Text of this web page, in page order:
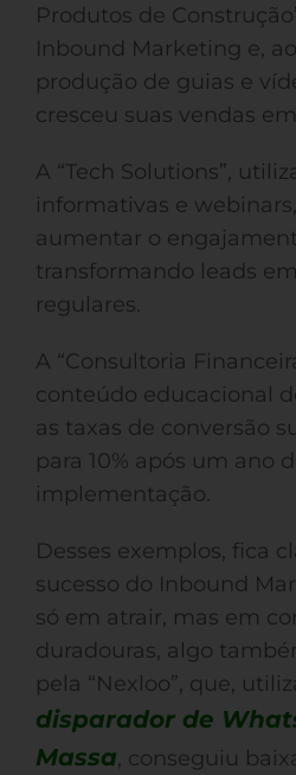
Produtos de
Inbound Marketing e,
produção de guias e
cresceu suas vendas
A “Tech Solutions”,
informativas e
aumentar o
transformando leads
regulares.
A “Consultoria
conteúdo educacional
as taxas de conversão
para 10% após um ano
implementação.
Desses exemplos, fica
sucesso do Inbound
só em atrair, mas em
duradouras, algo
pela “Nexloo”, que,
disparador de
Massa, conseguiu